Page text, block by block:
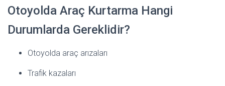
Otoyolda Araç Kurtarma Hangi
Durumlarda Gereklidir?
Otoyolda araç arızaları
Trafik kazaları